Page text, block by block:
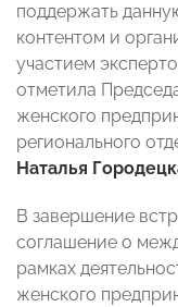
поддержать
контентом и
участием
отметила
женского
регионального
Наталья
В завершение
соглашение о
рамках
женского